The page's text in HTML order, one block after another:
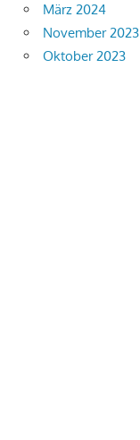
März 2024
November 2023
Oktober 2023